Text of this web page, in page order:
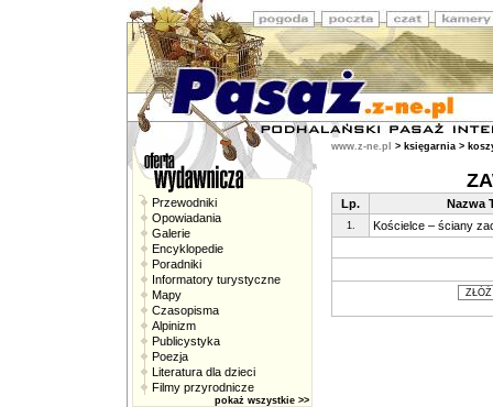
Przewodniki
Opowiadania
Galerie
Encyklopedie
Poradniki
Informatory turystyczne
Mapy
Czasopisma
Alpinizm
Publicystyka
Poezja
Literatura dla dzieci
Filmy przyrodnicze
pokaż wszystkie >>
www.z-ne.pl > księgarnia >
Lp. Nazwa
1. Kościelce – ściany